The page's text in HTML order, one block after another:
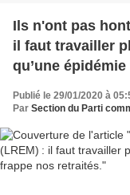
Ils n'ont pas
il faut travailler
qu’une
Publié le 29/01/2020 à
Par Section du Parti